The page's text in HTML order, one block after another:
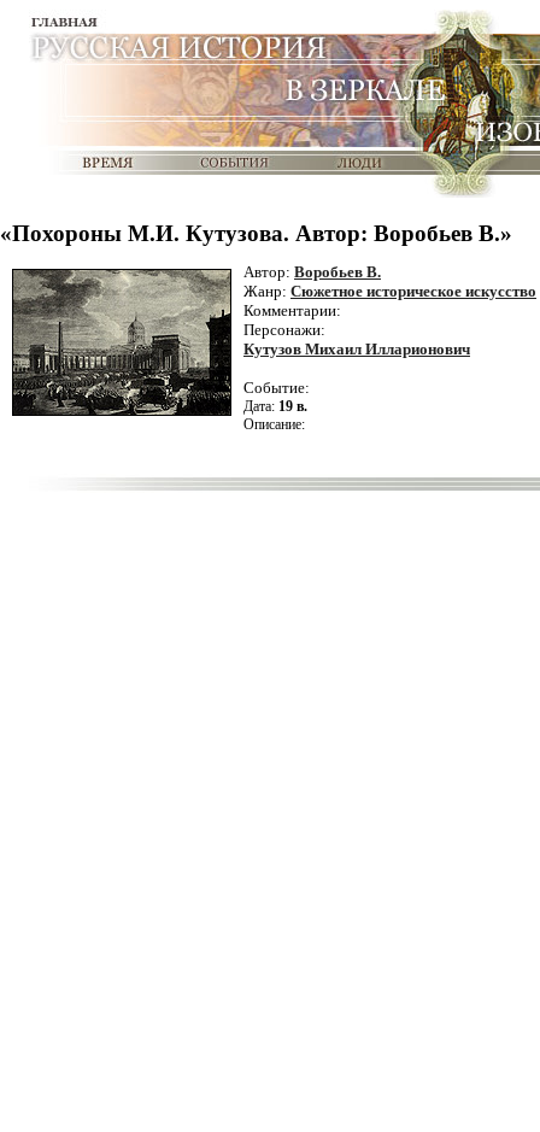
«Похороны М.И. Кутузова. Автор: Воробьев В.»
Автор: Воробьев В.
Жанр: Сюжетное историческое искусство
Комментарии:
Персонажи:
Кутузов Михаил Илларионович
Событие:
Дата: 19 в.
Описание: